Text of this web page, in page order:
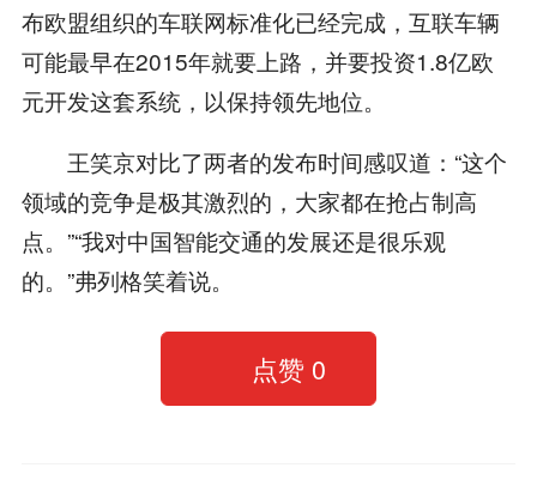
布欧盟组织的车联网标准化已经完成，互联车辆
可能最早在2015年就要上路，并要投资1.8亿欧
元开发这套系统，以保持领先地位。
王笑京对比了两者的发布时间感叹道：“这个
领域的竞争是极其激烈的，大家都在抢占制高
点。”“我对中国智能交通的发展还是很乐观
的。”弗列格笑着说。
点赞 0